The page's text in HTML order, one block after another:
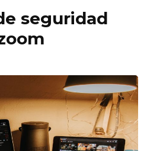
seguridad